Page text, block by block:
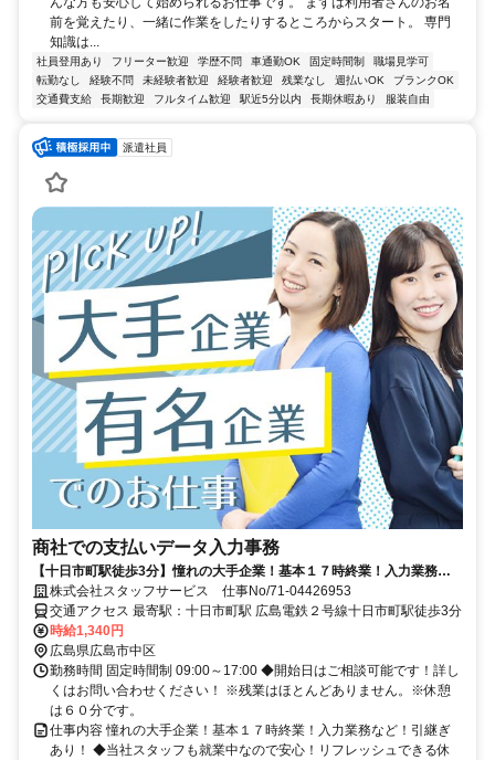
前を覚えたり、一緒に作業をしたりするところからスタート。 専門
知識は...
社員登用あり フリーター歓迎 学歴不問 車通勤OK 固定時間制
職場見学可
転勤なし
経験不問 未経験者歓迎 経験者歓迎 残業なし 週払いOK
ブランクOK
交通費支給
長期歓迎 フルタイム歓迎 駅近5分以内 長期休暇あり 服装自由
派遣社員
商社での支払いデータ入力事務
【十日市町駅徒歩3分】憧れの大手企業！基本１７時終業！入力業務な
ど！引継ぎあり！ 直接雇用実績あり！
株式会社スタッフサービス 仕事No/71-04426953
交通アクセス 最寄駅：十日市町駅 広島電鉄２号線十日市町駅徒歩3分
時給1,340円
広島県広島市中区
勤務時間 固定時間制 09:00～17:00 ◆開始日はご相談可能です！詳し
くはお問い合わせください！ ※残業はほとんどありません。※休憩
は６０分です。
仕事内容 憧れの大手企業！基本１７時終業！入力業務など！引継ぎ
あり！ ◆当社スタッフも就業中なので安心！リフレッシュできる休